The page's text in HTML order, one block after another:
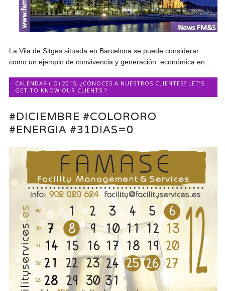
La Vila de Sitges situada en Barcelona se puede considerar
como un ejemplo de convivencia y generación económica en...
CALENDARI(IO) 2015,¿CONOCES A NUESTROS CLIENTES? LET’S
GET TO KNOW OUR CLIENTS ?
#DICIEMBRE #COLORORO
#ENERGIA #31DIAS=0